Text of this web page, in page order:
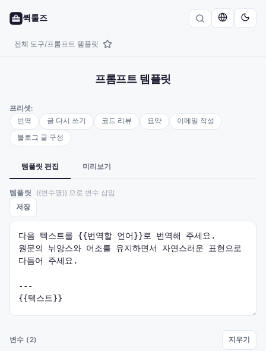
퀵툴즈
전체 도구/프롬프트 템플릿
프롬프트 템플릿
프리셋:
번역
글 다시 쓰기 코드 리뷰 요약
이메일 작성
블로그 글 구성
템플릿 편집 미리보기
템플릿 {{변수명}} 으로 변수 삽입
저장
변수 (2) 지우기